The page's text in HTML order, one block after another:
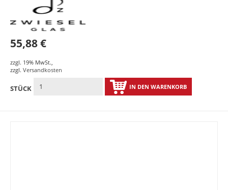
55,88 €
zzgl. 19% MwSt.
zzgl. Versandkosten
STÜCK IN DEN WARENKORB